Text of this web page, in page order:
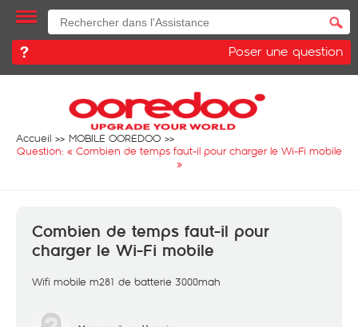
Poser une question
Accueil
MOBILE OOREDOO
Question: « Combien de temps faut-il pour charger le Wi-Fi mobile
»
Combien de temps faut-il pour
charger le Wi-Fi mobile
Wifi mobile m281 de batterie 3000mah